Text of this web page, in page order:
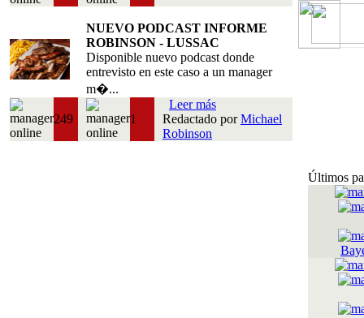
NUEVO PODCAST INFORME
ROBINSON - LUSSAC
Disponible nuevo podcast donde
entrevisto en este caso a un manager
m�...
249 1
Leer más
Redactado porMichael
Robinson
Últimos